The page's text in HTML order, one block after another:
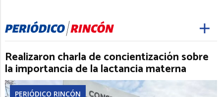
Realizaron charla de concientización sobre
la importancia de la lactancia materna
PERIÓDICO RINCÓN